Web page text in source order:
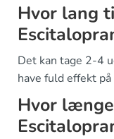
Hvor lang
Det kan tage 2-4
have fuld effekt
Hvor